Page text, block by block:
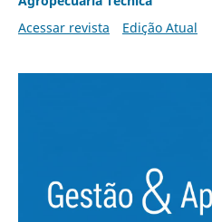
Acessar revista
Edição Atual